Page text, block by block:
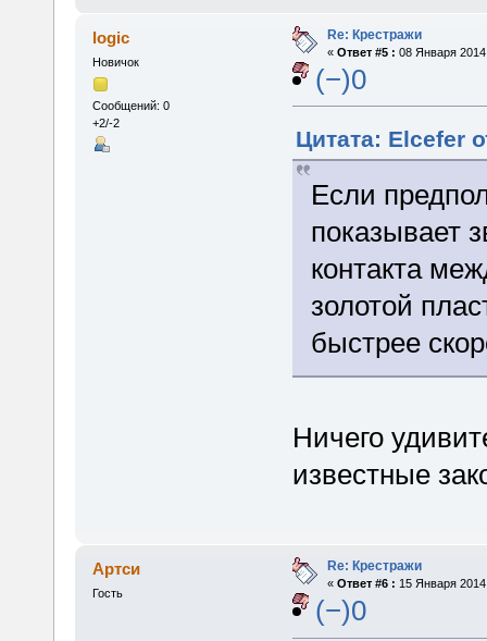
logic
Новичок
Сообщений: 0
+2/-2
Re: Крестражи
« Ответ #5 : 08 Января
(−)0
Цитата: Elcefer
Если
показывает
контакта
золотой
быстрее
Ничего
известные
Артси
Гость
Re: Крестражи
« Ответ #6 : 15 Января
(−)0